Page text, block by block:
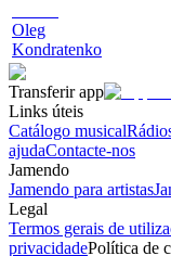
Oleg
Kondratenko
Transferir app
Links úteis
Catálogo musical
ajudaContacte-nos
Jamendo
Jamendo para artistas
Legal
Termos gerais de
privacidadePolítica de